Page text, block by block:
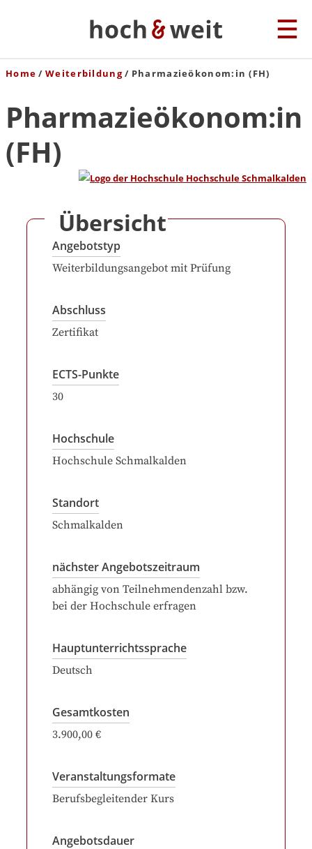
Home Weiterbildung Pharmazieökonom:in (FH)
Pharmazieökonom:in
(FH)
Übersicht
Angebotstyp
Weiterbildungsangebot mit Prüfung
Abschluss
Zertifikat
ECTS-Punkte
30
Hochschule
Hochschule Schmalkalden
Standort
Schmalkalden
nächster Angebotszeitraum
abhängig von Teilnehmendenzahl bzw.
bei der Hochschule erfragen
Hauptunterrichtssprache
Deutsch
Gesamtkosten
3.900,00 €
Veranstaltungsformate
Berufsbegleitender Kurs
Angebotsdauer